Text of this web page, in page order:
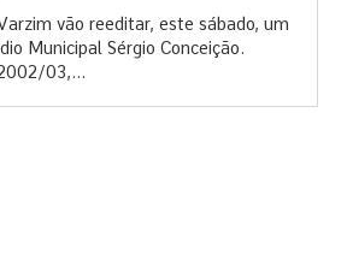
vão reeditar, este sábado, um
Municipal Sérgio Conceição.
03,...